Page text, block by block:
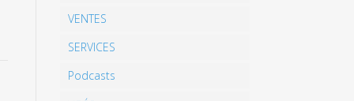
VENTES
SERVICES
Podcasts